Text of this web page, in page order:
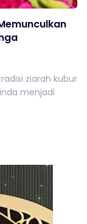
ziarah kubur
menjadi